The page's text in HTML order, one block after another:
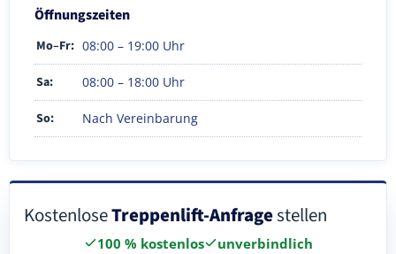
Öffnungszeiten
Mo–Fr: 08:00 – 19:00 Uhr
Sa: 08:00 – 18:00 Uhr
So: Nach Vereinbarung
KostenloseTreppenlift-Anfragestellen
100 % kostenlos
unverbindlich